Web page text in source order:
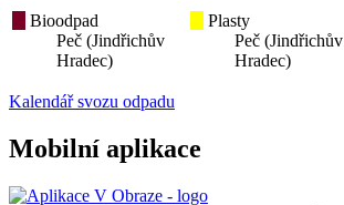
Bioodpad
Peč (Jindřichův
Hradec)
Plasty
Peč (Jindřichův
Hradec)
Kalendář svozu odpadu
Mobilní aplikace